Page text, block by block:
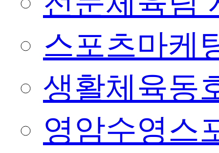
스포츠마케
생활체육동
영암수영스